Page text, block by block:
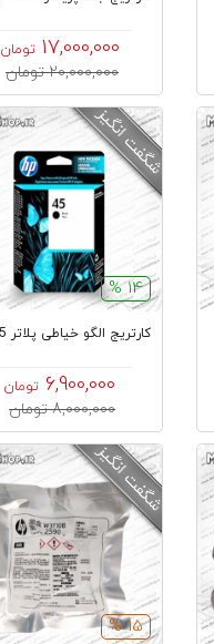
17,000,000 تومان
20,000,000 تومان
14 %
کارتریج الگو خیاطی پلاتر HP 45
6,900,000 تومان
8,000,000 تومان
15 %